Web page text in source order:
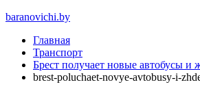
baranovichi.by
Главная
Транспорт
Брест получает новые автобусы и
brest-poluchaet-novye-avtobusy-i-